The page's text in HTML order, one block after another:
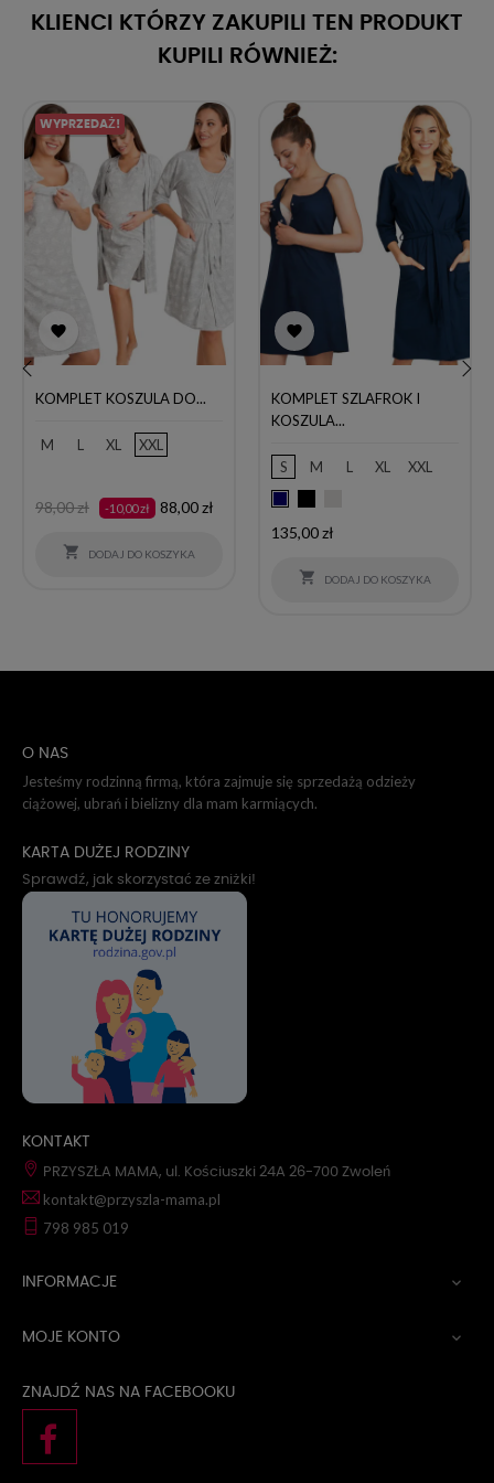
KLIENCI KTÓRZY ZAKUPILI TEN PRODUKT
KUPILI RÓWNIEŻ:
WYPRZEDAŻ!

KOMPLET KOSZULA DO...
M L XL XXL
Cena
98,00 zł -10,00 zł Cena
88,00 zł
 DODAJ DO KOSZYKA

KOMPLET SZLAFROK I
KOSZULA...
S M L XL
XXL
Cena
135,00 zł
 DODAJ DO KOSZYKA
O NAS
Jesteśmy rodzinną firmą, która zajmuje się sprzedażą odzieży
ciążowej, ubrań i bielizny dla mam karmiących.
KARTA DUŻEJ RODZINY
Sprawdź, jak skorzystać ze zniżki!
KONTAKT
PRZYSZŁA MAMA, ul. Kościuszki 24A 26-700 Zwoleń
kontakt@przyszla-mama.pl
798 985 019
INFORMACJE 
MOJE KONTO 
ZNAJDŹ NAS NA FACEBOOKU